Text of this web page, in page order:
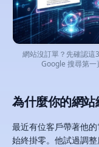
網站沒訂單？先確認這
Google 搜尋第一
為什麼你的網
最近有位客戶帶著他
始終掛零。他試過調